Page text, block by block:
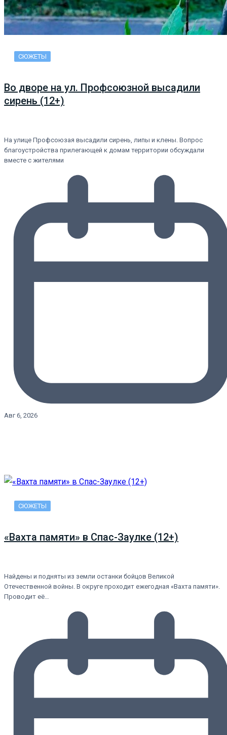
СЮЖЕТЫ
Во дворе на ул. Профсоюзной высадили
сирень (12+)
На улице Профсоюзая высадили сирень, липы и клены. Вопрос
благоустройства прилегающей к домам территории обсуждали
вместе с жителями
Авг 6, 2026
СЮЖЕТЫ
«Вахта памяти» в Спас-Заулке (12+)
Найдены и подняты из земли останки бойцов Великой
Отечественной войны. В округе проходит ежегодная «Вахта памяти».
Проводит её…